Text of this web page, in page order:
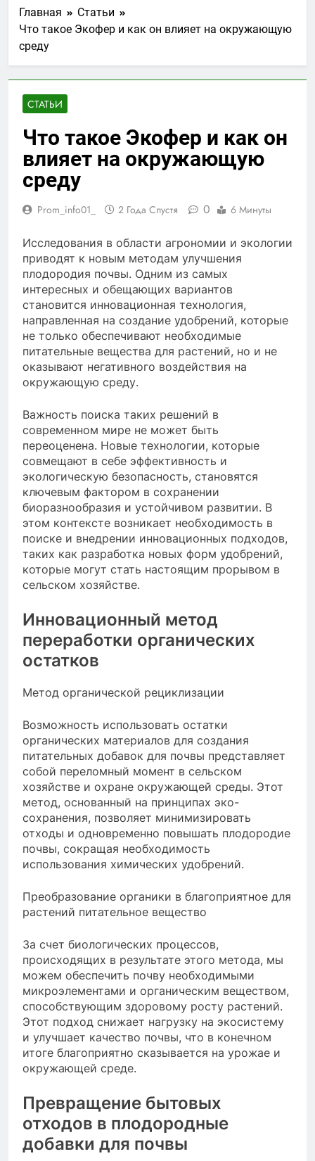
Главная
Статьи
Что такое Экофер и как он влияет на окружающую
среду
СТАТЬИ
Что такое Экофер и как он
влияет на окружающую
среду
Prom_info01_ 2 Года Спустя 0 6 Минуты
Исследования в области агрономии и экологии
приводят к новым методам улучшения
плодородия почвы. Одним из самых
интересных и обещающих вариантов
становится инновационная технология,
направленная на создание удобрений, которые
не только обеспечивают необходимые
питательные вещества для растений, но и не
оказывают негативного воздействия на
окружающую среду.
Важность поиска таких решений в
современном мире не может быть
переоценена. Новые технологии, которые
совмещают в себе эффективность и
экологическую безопасность, становятся
ключевым фактором в сохранении
биоразнообразия и устойчивом развитии. В
этом контексте возникает необходимость в
поиске и внедрении инновационных подходов,
таких как разработка новых форм удобрений,
которые могут стать настоящим прорывом в
сельском хозяйстве.
Инновационный метод
переработки органических
остатков
Метод органической рециклизации
Возможность использовать остатки
органических материалов для создания
питательных добавок для почвы представляет
собой переломный момент в сельском
хозяйстве и охране окружающей среды. Этот
метод, основанный на принципах эко-
сохранения, позволяет минимизировать
отходы и одновременно повышать плодородие
почвы, сокращая необходимость
использования химических удобрений.
Преобразование органики в благоприятное для
растений питательное вещество
За счет биологических процессов,
происходящих в результате этого метода, мы
можем обеспечить почву необходимыми
микроэлементами и органическим веществом,
способствующим здоровому росту растений.
Этот подход снижает нагрузку на экосистему
и улучшает качество почвы, что в конечном
итоге благоприятно сказывается на урожае и
окружающей среде.
Превращение бытовых
отходов в плодородные
добавки для почвы